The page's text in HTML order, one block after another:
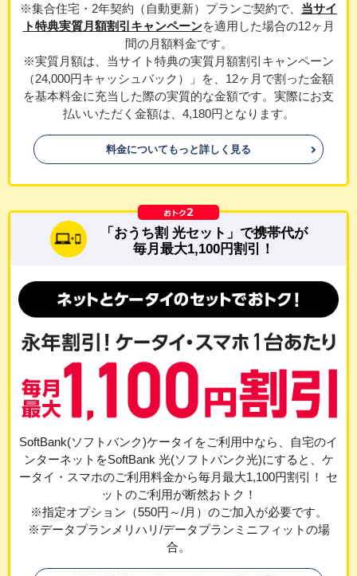
※集合住宅・2年契約（自動更新）プランご契約で、 当サイ
ト特典実質月額割引キャンペーンを適用した場合の12ヶ月
間の月額料金です。
※実質月額は、当サイト特典の実質月額割引キャンペーン
（24,000円キャッシュバック）」を、12ヶ月で割った金額
を基本料金に充当した際の実質的な金額です。実際にお支
払いいただく金額は、4,180円となります。
料金についてもっと詳しく見る
「おうち割 光セット」で携帯代が
毎月最大1,100円割引！
SoftBank(ソフトバンク)ケータイをご利用中なら、自宅のイ
ンターネットをSoftBank 光(ソフトバンク光)にすると、ケ
ータイ・スマホのご利用料金から毎月最大1,100円割引！ セ
ットのご利用が断然おトク！
※指定オプション（550円～/月）のご加入が必要です。
※データプランメリハリ/データプランミニフィットの場
合。